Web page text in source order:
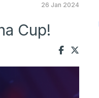
26 Jan 2024
Cup!